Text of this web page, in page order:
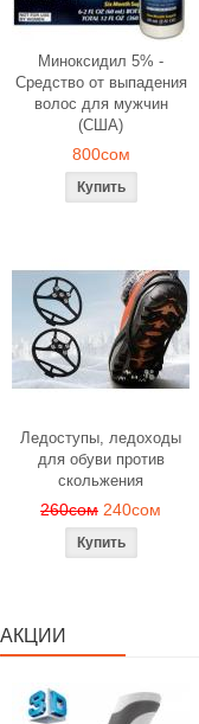
волос
27гр
Миноксидил 5% -
Средство от выпадения
волос для мужчин
(США)
800сом
Ледоступы, ледоходы
для обуви против
скольжения
260сом 240сом
АКЦИИ